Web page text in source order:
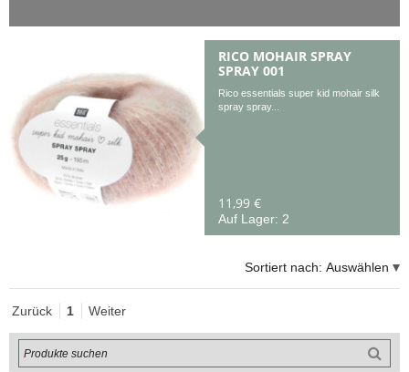
RICO MOHAIR SPRAY
SPRAY 001
Rico essentials super kid mohair silk
spray spray...
11,99 €
Auf Lager: 2
Sortiert nach: Auswählen
Zurück 1 Weiter